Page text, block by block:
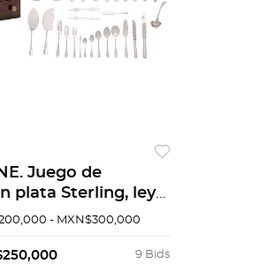
Juego de
plata Sterling, ley
para 12 personas.
- MXN$300,000
9 Bids